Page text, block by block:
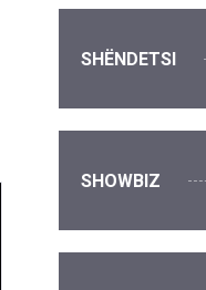
SHËNDETSI
SHOWBIZ